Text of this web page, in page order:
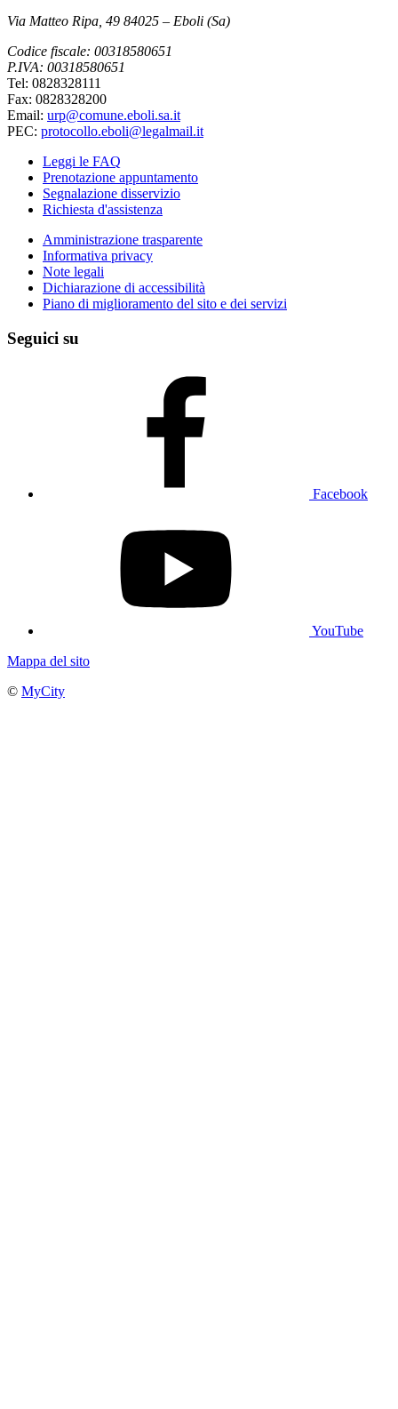
Via Matteo Ripa, 49 84025 – Eboli (Sa)
Codice fiscale: 00318580651
P.IVA: 00318580651
Tel: 0828328111
Fax: 0828328200
Email: urp@comune.eboli.sa.it
PEC: protocollo.eboli@legalmail.it
Leggi le FAQ
Prenotazione appuntamento
Segnalazione disservizio
Richiesta d'assistenza
Amministrazione trasparente
Informativa privacy
Note legali
Dichiarazione di accessibilità
Piano di miglioramento del sito e dei servizi
Seguici su
Facebook
YouTube
Mappa del sito
© MyCity